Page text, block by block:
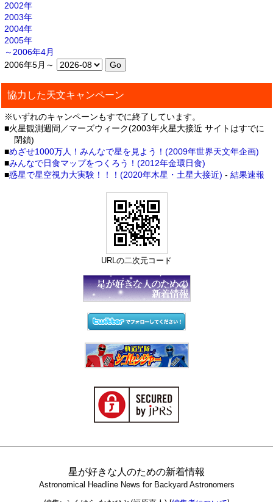
2002年
2003年
2004年
2005年
～2006年4月
2006年5月～
協力した天文キャンペーン
※いずれのキャンペーンもすでに終了しています。
■火星観測週間／マーズウィーク(2003年火星大接近 サイトはすでに
閉鎖)
■めざせ1000万人！みんなで星を見よう！(2009年世界天文年企画)
■みんなで日食マップをつくろう！(2012年金環日食)
■惑星で星空視力大実験！！！(2020年木星・土星大接近) - 結果速報
URLの二次元コード
星が好きな人のための新着情報
Astronomical Headline News for Backyard Astronomers